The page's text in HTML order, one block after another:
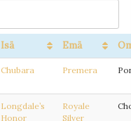
Isä Emä
Chubara Premera
Longdale’s
Honor
Royale
Silver